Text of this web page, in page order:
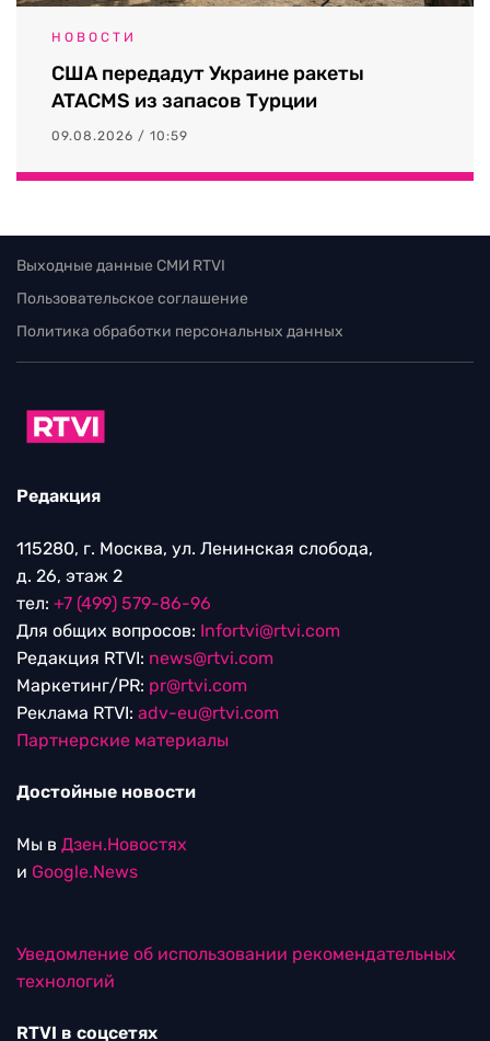
НОВОСТИ
США передадут Украине ракеты
ATACMS из запасов Турции
09.08.2026 / 10:59
Выходные данные СМИ RTVI
Пользовательское соглашение
Политика обработки персональных данных
Редакция
115280, г. Москва, ул. Ленинская слобода,
д. 26, этаж 2
тел: +7 (499) 579-86-96
Для общих вопросов: Infortvi@rtvi.com
Редакция RTVI: news@rtvi.com
Маркетинг/PR: pr@rtvi.com
Реклама RTVI: adv-eu@rtvi.com
Партнерские материалы
Достойные новости
Мы в Дзен.Новостях
и Google.News
Уведомление об использовании рекомендательных
технологий
RTVI в соцсетях